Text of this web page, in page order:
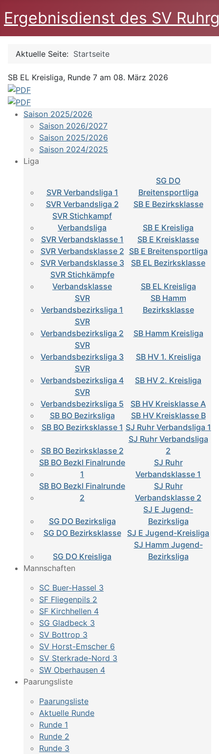
Ergebnisdienst des SV
Aktuelle Seite: Startseite
SB EL Kreisliga, Runde 7 am 08. März 2026
Saison 2025/2026
Saison 2026/2027
Saison 2025/2026
Saison 2024/2025
Liga
SVR Verbandsliga 1
SG DO
Breitensportliga
SVR Verbandsliga 2
SB E Bezirksklasse
SVR Stichkampf
Verbandsliga
SB E Kreisliga
SVR Verbandsklasse 1
SB E Kreisklasse
SVR Verbandsklasse 2 SB E Breitensportliga
SVR Verbandsklasse 3
SB EL Bezirksklasse
SVR Stichkämpfe
Verbandsklasse
SB EL Kreisliga
SVR
Verbandsbezirksliga 1
SB Hamm
Bezirksklasse
SVR
Verbandsbezirksliga 2
SB Hamm Kreisliga
SVR
Verbandsbezirksliga 3
SB HV 1. Kreisliga
SVR
Verbandsbezirksliga 4
SB HV 2. Kreisliga
SVR
Verbandsbezirksliga 5
SB HV Kreisklasse A
SB BO Bezirksliga
SB HV Kreisklasse B
SB BO Bezirksklasse 1 SJ Ruhr Verbandsliga 1
SB BO Bezirksklasse 2
SJ Ruhr Verbandsliga
2
SB BO Bezkl Finalrunde
1
SJ Ruhr
Verbandsklasse 1
SB BO Bezkl Finalrunde
2
SJ Ruhr
Verbandsklasse 2
SG DO Bezirksliga
SJ E Jugend-
Bezirksliga
SG DO Bezirksklasse
SJ E Jugend-Kreisliga
SG DO Kreisliga
SJ Hamm Jugend-
Bezirksliga
Mannschaften
SC Buer-Hassel 3
SF Fliegenpils 2
SF Kirchhellen 4
SG Gladbeck 3
SV Bottrop 3
SV Horst-Emscher 6
SV Sterkrade-Nord 3
SW Oberhausen 4
Paarungsliste
Paarungsliste
Aktuelle Runde
Runde 1
Runde 2
Runde 3